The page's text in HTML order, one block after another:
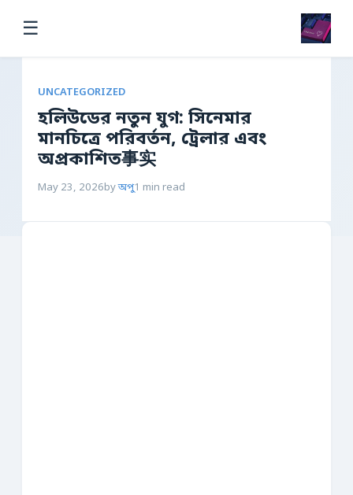
☰
UNCATEGORIZED
হলিউডের নতুন যুগ: সিনেমার
মানচিত্রে পরিবর্তন, ট্রেলার এবং
অপ্রকাশিত事实
May 23, 2026byঅপু1 min read